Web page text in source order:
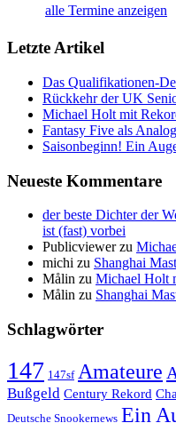
alle Termine anzeigen
Letzte Artikel
Das Qualifikationen-
Rückkehr der UK
Michael Holt mit
Fantasy Five als
Saisonbeginn! Ein
Neueste Kommentare
der beste Dichter der
ist (fast) vorbei
Publicviewerzu
michi zu Shanghai
Målin zu Michael Holt
Målin zu Shanghai
Schlagwörter
147 147sf Amateure
Bußgeld Century Rekord
Deutsche Snookernews Ein